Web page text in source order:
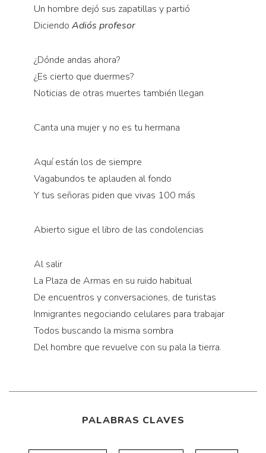
Un hombre dejó sus zapatillas y partió
Diciendo Adiós profesor
¿Dónde andas ahora?
¿Es cierto que duermes?
Noticias de otras muertes también llegan
Canta una mujer y no es tu hermana
Aquí están los de siempre
Vagabundos te aplauden al fondo
Y tus señoras piden que vivas 100 más
Abierto sigue el libro de las condolencias
Al salir
La Plaza de Armas en su ruido habitual
De encuentros y conversaciones, de turistas
Inmigrantes negociando celulares para trabajar
Todos buscando la misma sombra
Del hombre que revuelve con su pala la tierra.
PALABRAS CLAVES